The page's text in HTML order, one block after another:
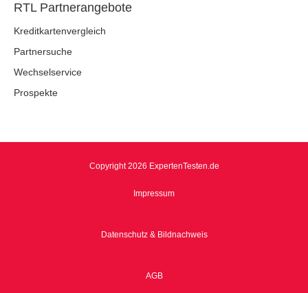
RTL Partnerangebote
Kreditkartenvergleich
Partnersuche
Wechselservice
Prospekte
Copyright 2026 ExpertenTesten.de
Impressum
Datenschutz & Bildnachweis
AGB